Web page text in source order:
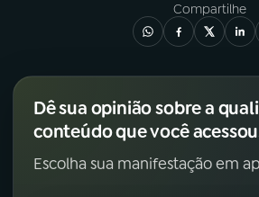
Compartilhe
Dê sua opinião sobre a
conteúdo que você
Escolha sua manifestação em